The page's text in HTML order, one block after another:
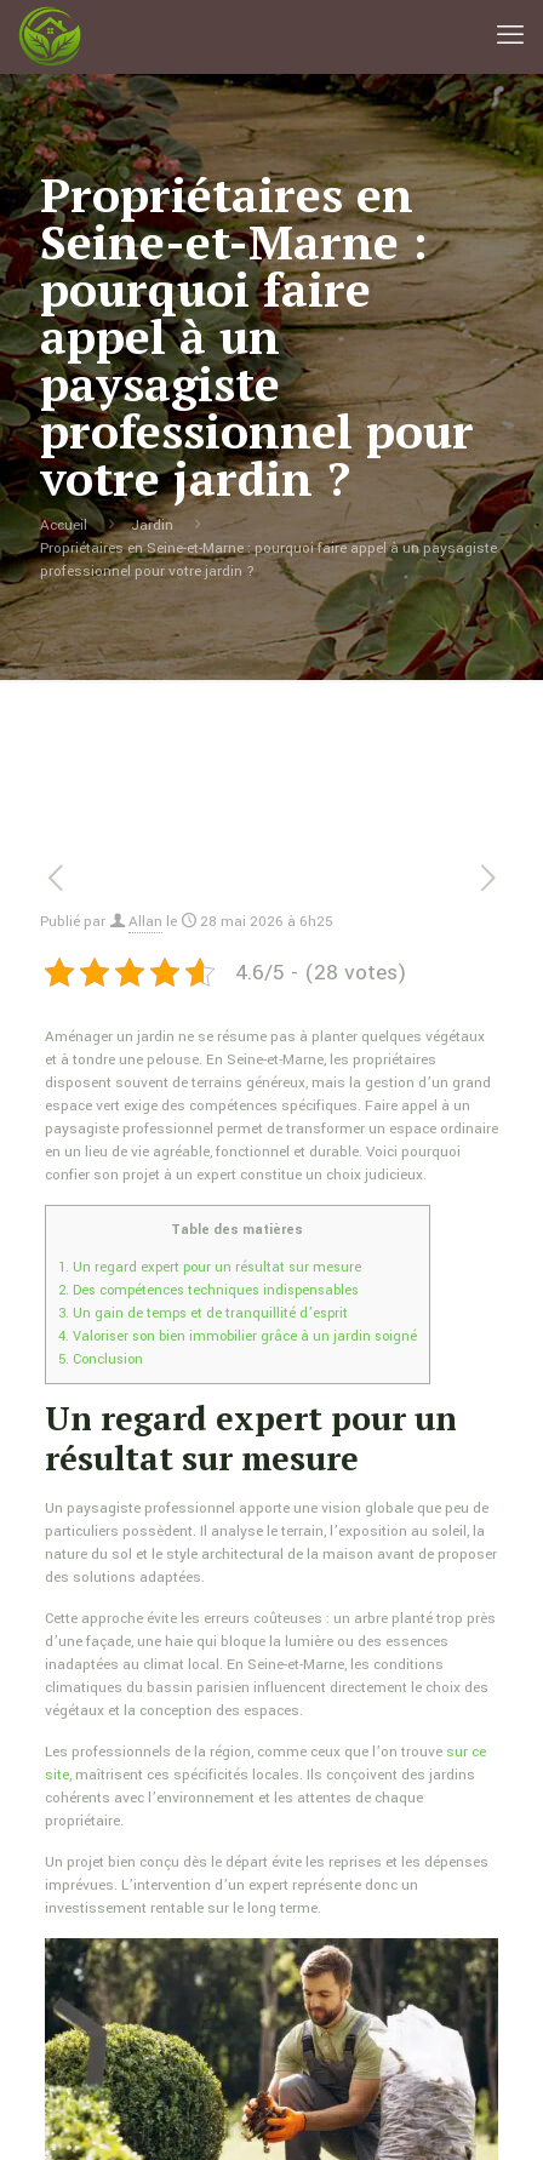
Propriétaires en
Seine-et-Marne :
pourquoi faire
appel à un
paysagiste
professionnel pour
votre jardin ?
Accueil
Jardin
Propriétaires en Seine-et-Marne : pourquoi faire appel à un paysagiste
professionnel pour votre jardin ?
Publié par Allan le 28 mai 2026 à 6h25
4.6/5 - (28 votes)
Aménager un jardin ne se résume pas à planter quelques végétaux
et à tondre une pelouse. En Seine-et-Marne, les propriétaires
disposent souvent de terrains généreux, mais la gestion d’un grand
espace vert exige des compétences spécifiques. Faire appel à un
paysagiste professionnel permet de transformer un espace ordinaire
en un lieu de vie agréable, fonctionnel et durable. Voici pourquoi
confier son projet à un expert constitue un choix judicieux.
Table des matières
1. Un regard expert pour un résultat sur mesure
2. Des compétences techniques indispensables
3. Un gain de temps et de tranquillité d’esprit
4. Valoriser son bien immobilier grâce à un jardin soigné
5. Conclusion
Un regard expert pour un
résultat sur mesure
Un paysagiste professionnel apporte une vision globale que peu de
particuliers possèdent. Il analyse le terrain, l’exposition au soleil, la
nature du sol et le style architectural de la maison avant de proposer
des solutions adaptées.
Cette approche évite les erreurs coûteuses : un arbre planté trop près
d’une façade, une haie qui bloque la lumière ou des essences
inadaptées au climat local. En Seine-et-Marne, les conditions
climatiques du bassin parisien influencent directement le choix des
végétaux et la conception des espaces.
Les professionnels de la région, comme ceux que l’on trouve sur ce
site, maîtrisent ces spécificités locales. Ils conçoivent des jardins
cohérents avec l’environnement et les attentes de chaque
propriétaire.
Un projet bien conçu dès le départ évite les reprises et les dépenses
imprévues. L’intervention d’un expert représente donc un
investissement rentable sur le long terme.